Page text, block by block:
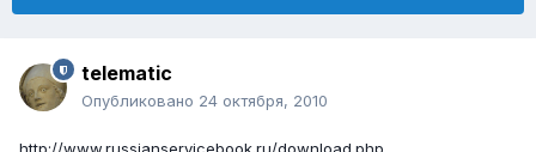
telematic
Опубликовано 24 октября, 2010